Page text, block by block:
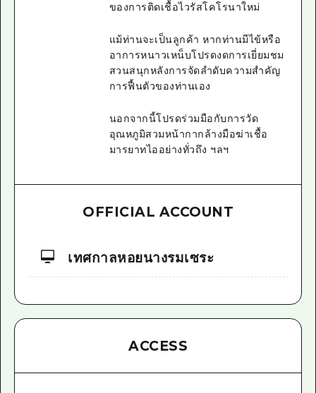
ของการติดเชื้อไวรัสโคโรนาใหม่
แม้ท่านจะเป็นลูกค้า หากท่านมีไข้หรือ
อาการหนาวเหน็บโปรดงดการเยี่ยมชม
สวนสนุกหลังการจัดลำดับความสำคัญ
การฟื้นตัวของท่านเอง
นอกจากนี้โปรดร่วมมือกับการวัด
อุณหภูมิสวมหน้ากากล้างมือฆ่าเชื้อ
มารยาทไออย่างทั่วถึง ฯลฯ
OFFICIAL ACCOUNT
เทศกาลหอยนางรมเซระ
ACCESS